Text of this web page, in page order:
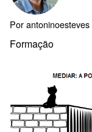
Porantoninoesteves
Formação